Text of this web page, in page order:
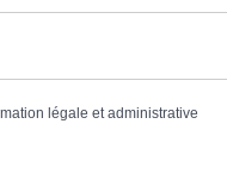
légale et administrative